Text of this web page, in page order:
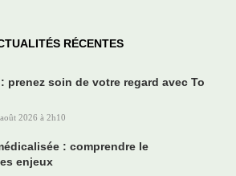
RÉCENTES
prenez soin de votre regard avec To
2026 à 2h10
: comprendre le
enjeux